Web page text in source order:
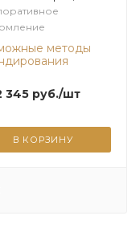
со вкусами
«Зеленая дыня»
из коллекцииметоды
345руб./шт
В КОРЗИНУ